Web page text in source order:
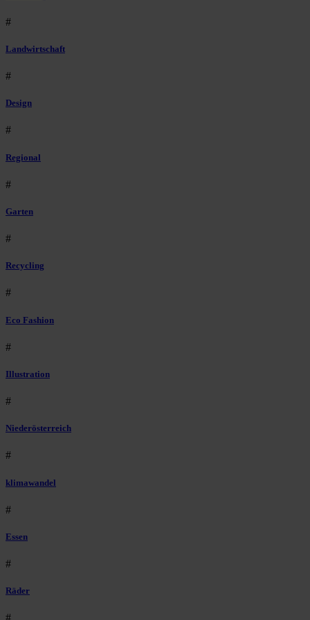
#
Landwirtschaft
#
Design
#
Regional
#
Garten
#
Recycling
#
Eco Fashion
#
Illustration
#
Niederösterreich
#
klimawandel
#
Essen
#
Räder